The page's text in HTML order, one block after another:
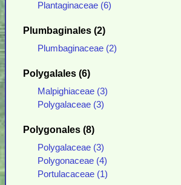
Plantaginaceae (6)
Plumbaginales (2)
Plumbaginaceae (2)
Polygalales (6)
Malpighiaceae (3)
Polygalaceae (3)
Polygonales (8)
Polygalaceae (3)
Polygonaceae (4)
Portulacaceae (1)